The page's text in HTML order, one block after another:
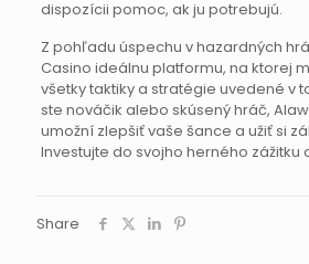
dispozícii pomoc, ak ju potrebujú.
Z pohľadu úspechu v hazardných
Casino ideálnu platformu, na ktorej
všetky taktiky a stratégie uvedené v
ste nováčik alebo skúsený hráč,
umožní zlepšiť vaše šance a užiť si
Investujte do svojho herného zážitku
Share